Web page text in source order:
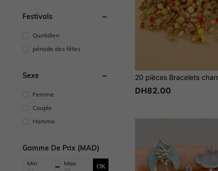
Festivals
Quotidien
période des fêtes
Sexe
Femme
Couple
Homme
Gamme De Prix (MAD)
Min: Max: OK
DH82.00